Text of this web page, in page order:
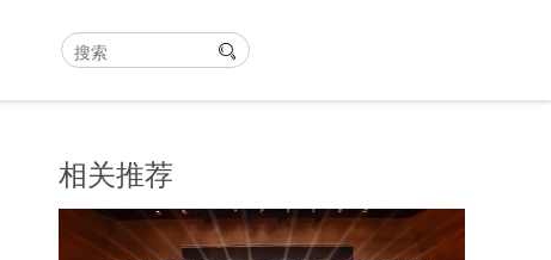
相关推荐